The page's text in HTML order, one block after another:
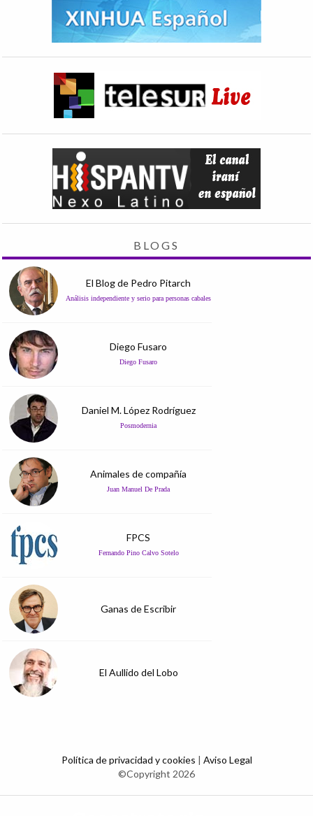
BLOGS
El Blog de Pedro Pitarch
Análisis independiente y serio para personas cabales
Diego Fusaro
Diego Fusaro
Daniel M. López Rodríguez
Posmodernia
Animales de compañía
Juan Manuel De Prada
FPCS
Fernando Pino Calvo Sotelo
Ganas de Escribir
El Aullido del Lobo
Política de privacidad y cookies | Aviso Legal
©Copyright 2026